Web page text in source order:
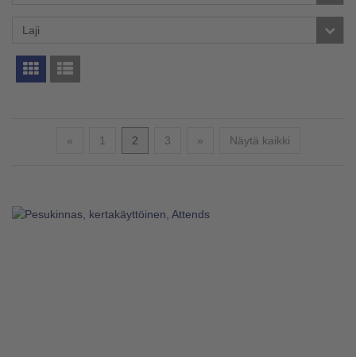
Laji
«Edellinen
1 2 3 »SeuraavaNäytä kaikki